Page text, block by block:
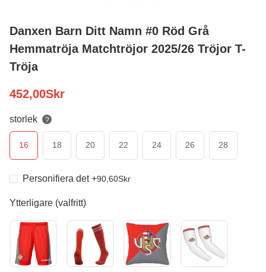
Danxen Barn Ditt Namn #0 Röd Grå
Hemmatröja Matchtröjor 2025/26 Tröjor T-
Tröja
452,00Skr
storlek ?
16 18 20 22 24 26 28
Personifiera det+90,60Skr
Ytterligare (valfritt)